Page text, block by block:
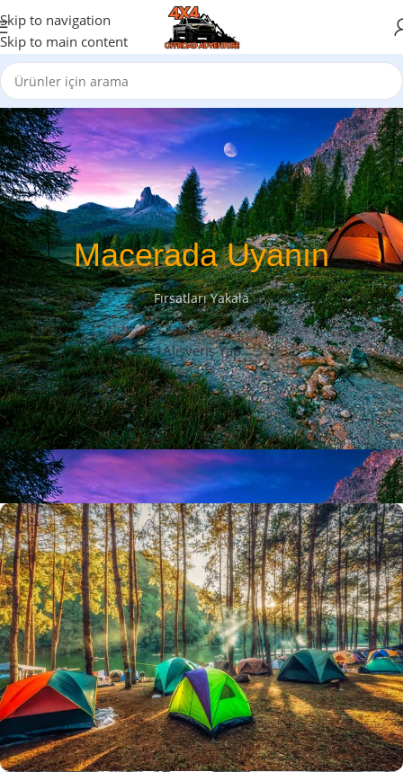
Skip to navigation
Skip to main content
Macerada Uyanın
Fırsatları Yakala
Alışveriş Yap